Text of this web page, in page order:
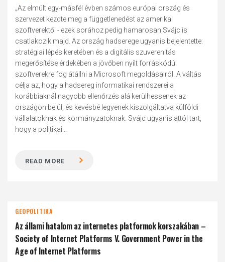
„Az elmúlt egy-másfél évben számos európai ország és
szervezet kezdte meg a függetlenedést az amerikai
szoftverektől - ezek sorához pedig hamarosan Svájc is
csatlakozik majd. Az ország hadserege ugyanis bejelentette:
stratégiai lépés keretében és a digitális szuverenitás
megerősítése érdekében a jövőben nyílt forráskódú
szoftverekre fog átállni a Microsoft megoldásairól. A váltás
célja az, hogy a hadsereg informatikai rendszerei a
korábbiaknál nagyobb ellenőrzés alá kerülhessenek az
országon belül, és kevésbé legyenek kiszolgáltatva külföldi
vállalatoknak és kormányzatoknak. Svájc ugyanis attól tart,
hogy a politikai...
READ MORE
GEOPOLITIKA
Az állami hatalom az internetes platformok korszakában –
Society of Internet Platforms V. Government Power in the
Age of Internet Platforms